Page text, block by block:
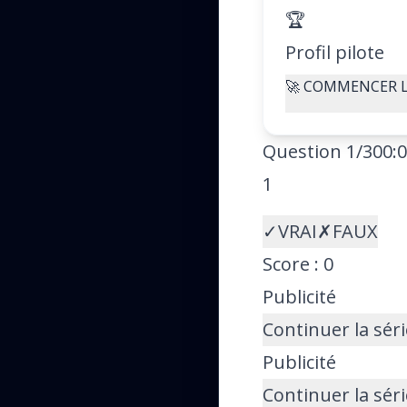
🏆
Profil pilote
🚀 COMMENCER
Question 1/30
1
✓VRAI✗FAUX
Score : 0
Publicité
Continuer la
Publicité
Continuer la